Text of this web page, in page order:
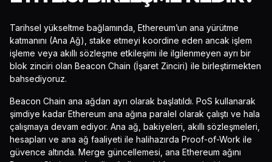
Tarihsel yükseltme bağlamında, Ethereum’un ana yürütme
katmanını (Ana Ağ), stake etmeyi koordine eden ancak işlem
işleme veya akıllı sözleşme etkileşimi ile ilgilenmeyen ayrı bir
blok zinciri olan Beacon Chain (İşaret Zinciri) ile birleştirmekten
bahsediyoruz.
Beacon Chain ana ağdan ayrı olarak başlatıldı. PoS kullanarak
şimdiye kadar Ethereum ana ağına paralel olarak çalıştı ve hala
çalışmaya devam ediyor. Ana ağ, bakiyeleri, akıllı sözleşmeleri,
hesapları ve ana ağ faaliyeti ile halihazırda Proof-of-Work ile
güvence altında. Merge güncellemesi, ana Ethereum ağını